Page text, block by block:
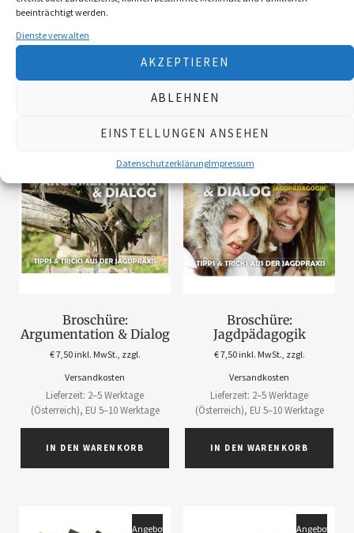
beeinträchtigt werden.
Dienste verwalten
AKZEPTIEREN
ABLEHNEN
EINSTELLUNGEN ANSEHEN
DatenschutzerklärungImpressum
Verwandte Produkte
Broschüre:
Argumentation & Dialog
€7,50 inkl. MwSt., zzgl.
Versandkosten
Lieferzeit: 2–5 Werktage
(Österreich), EU 5–10 Werktage
IN DEN WARENKORB
Broschüre:
Jagdpädagogik
€7,50 inkl. MwSt., zzgl.
Versandkosten
Lieferzeit: 2–5 Werktage
(Österreich), EU 5–10 Werktage
IN DEN WARENKORB
Angebot! Angebot!